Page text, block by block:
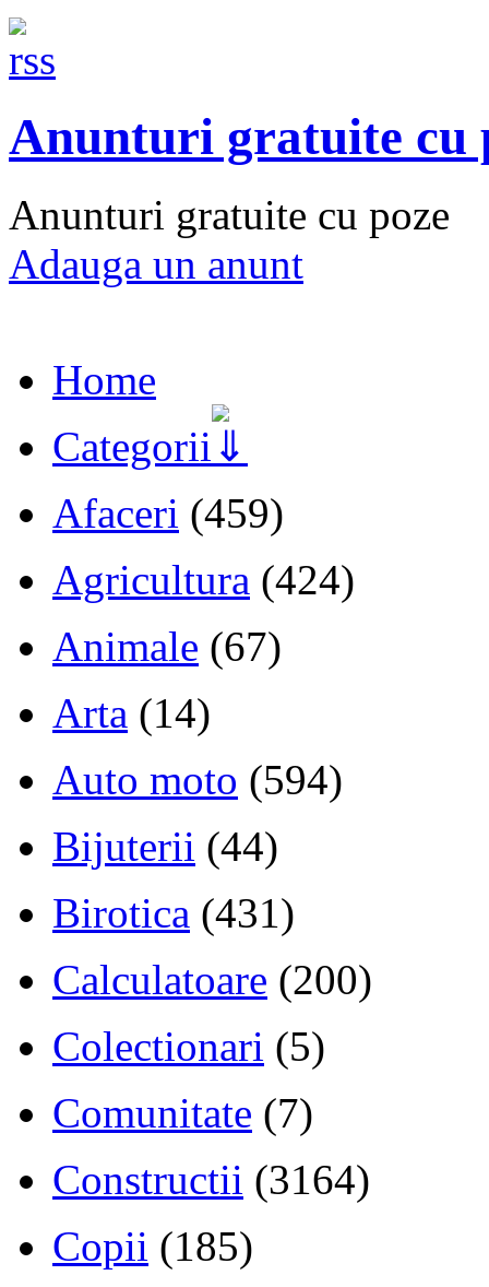
Anunturi gratuite cu
Anunturi gratuite cu poze
Adauga un anunt
Home
Categorii
Afaceri (459)
Agricultura (424)
Animale (67)
Arta (14)
Auto moto (594)
Bijuterii (44)
Birotica (431)
Calculatoare (200)
Colectionari (5)
Comunitate (7)
Constructii (3164)
Copii (185)